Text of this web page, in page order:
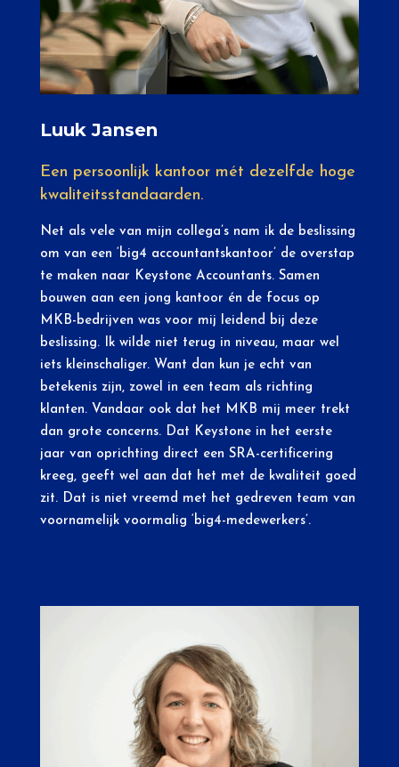
Luuk Jansen
Een persoonlijk kantoor mét dezelfde hoge
kwaliteitsstandaarden.
Net als vele van mijn collega’s nam ik de beslissing
om van een ‘big4 accountantskantoor’ de overstap
te maken naar Keystone Accountants. Samen
bouwen aan een jong kantoor én de focus op
MKB-bedrijven was voor mij leidend bij deze
beslissing. Ik wilde niet terug in niveau, maar wel
iets kleinschaliger. Want dan kun je echt van
betekenis zijn, zowel in een team als richting
klanten. Vandaar ook dat het MKB mij meer trekt
dan grote concerns. Dat Keystone in het eerste
jaar van oprichting direct een SRA-certificering
kreeg, geeft wel aan dat het met de kwaliteit goed
zit. Dat is niet vreemd met het gedreven team van
voornamelijk voormalig ‘big4-medewerkers’.